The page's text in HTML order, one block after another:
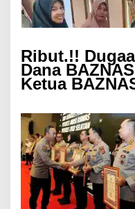
Ribut.!!
Dana
Ketua